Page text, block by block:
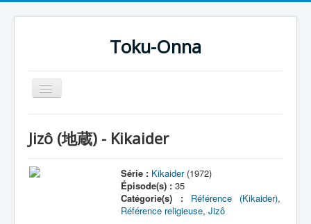
Toku-Onna
Basculer
la
Toku-Actrices
Toku-Critiques
Jizô (地蔵) - Kikaider
Série : Kikaider(1972)
Épisode(s) : 35
Catégorie(s) :
Référence (Kikaider),
Référence religieuse,Jizô